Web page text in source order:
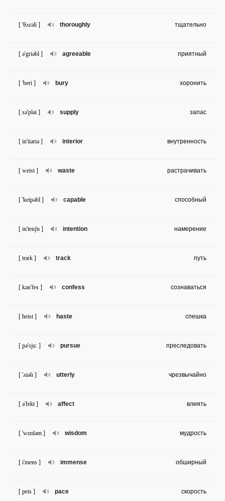
thoroughly
[ 'θʌrəli ] тщательно
agreeable
[ ə'griəbl ] приятный
bury
[ 'beri ] хоронить
supply
[ sə'plai ] запас
interior
[ in'tiəriə ] внутренность
waste
[ weist ] растрачивать
capable
[ 'keipəbl ] способный
intention
[ in'tenʃn ] намерение
track
[ træk ] путь
confess
[ kən'fes ] сознаваться
haste
[ heist ] спешка
pursue
[ pə'sju: ] преследовать
utterly
[ 'ʌtəlɪ ] чрезвычайно
affect
[ ə'fekt ] влиять
wisdom
[ 'wɪzdəm ] мудрость
immense
[ i'mens ] обширный
pace
[ peis ] скорость